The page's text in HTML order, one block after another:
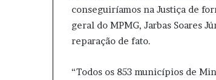
conseguiríamos na Justiça de
geral do MPMG, Jarbas Soares
reparação de fato.
“Todos os 853 municípios de